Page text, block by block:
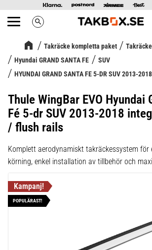
Meny search
Takräcke kompletta paket
Hyundai GRAND SANTA FE
SUV
HYUNDAI GRAND SANTA FE 5-DR SUV 2013-2018
Thule WingBar EVO Hyundai
Fé 5-dr SUV 2013-2018
/ flush rails
Komplett aerodynamiskt takräckessystem för
körning, enkel installation av tillbehör och
POPULÄRAST!